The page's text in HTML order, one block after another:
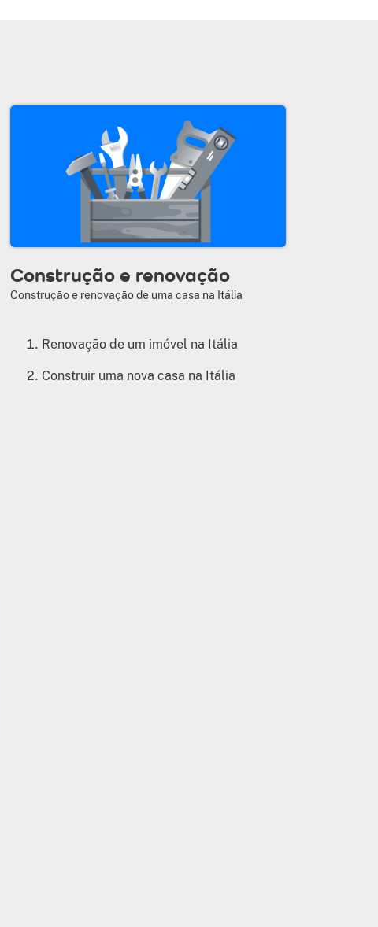
Construção e renovação
Construção e renovação de uma casa na Itália
Renovação de um imóvel na Itália
Construir uma nova casa na Itália